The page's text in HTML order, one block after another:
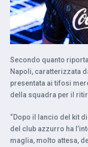
Secondo quanto
Napoli, caratterizzata
presentata ai tifosi
della squadra per il
“Dopo il lancio del kit
del club azzurro ha
maglia, molto attesa,